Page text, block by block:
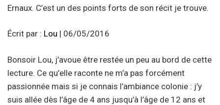
Ernaux. C’est un des points forts de son récit je trouve.
Écrit par : Lou | 06/05/2016
Bonsoir Lou, j’avoue être restée un peu au bord de cette
lecture. Ce qu’elle raconte ne m’a pas forcément
passionnée mais si je connais l’ambiance colonie : j’y
suis allée dès l’âge de 4 ans jusqu’à l’âge de 12 ans et